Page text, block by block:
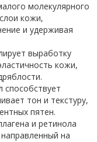
молекулярного
кожи,
и удерживая
выработку
кожи,
способствует
тон и текстуру,
пятен.
и ретинола
на